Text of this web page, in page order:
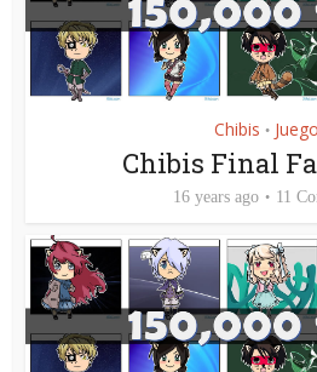
Chibis •
Chibis Final
16 years ago 11